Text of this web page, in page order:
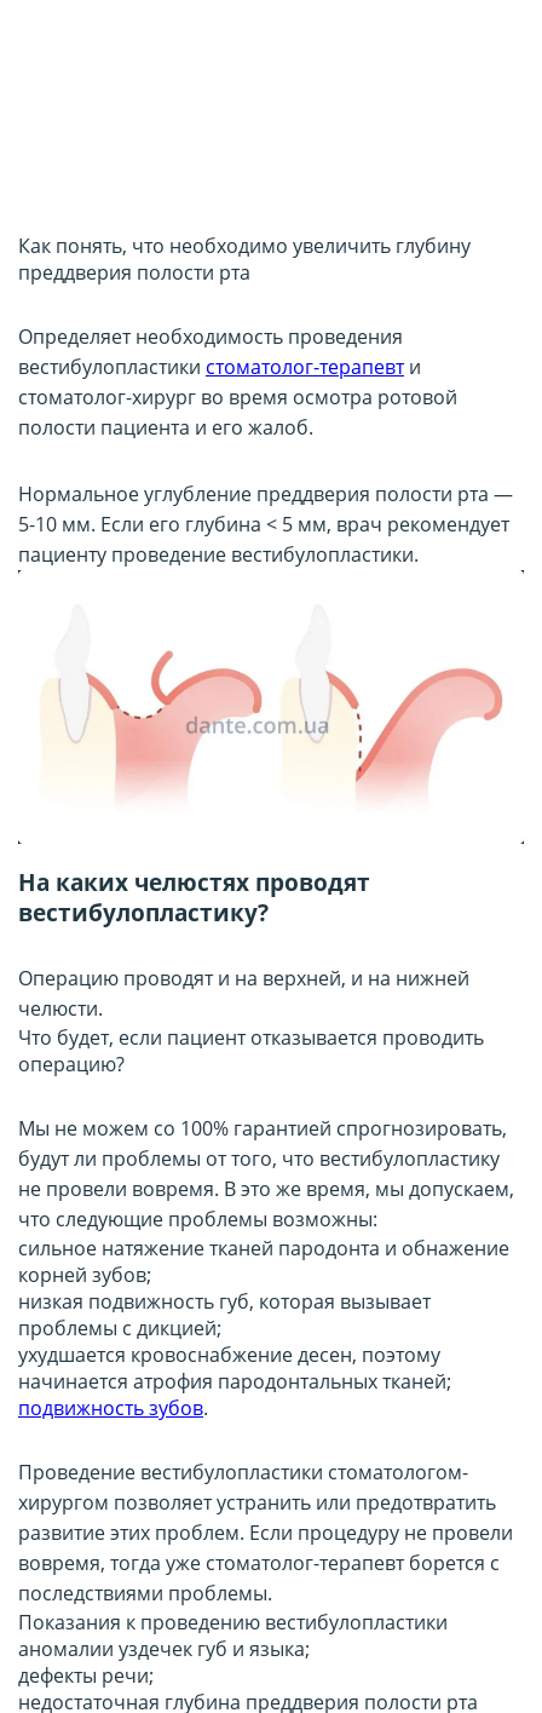
Как понять, что необходимо увеличить глубину
преддверия полости рта
Определяет необходимость проведения
вестибулопластики стоматолог-терапевти
стоматолог-хирург во время осмотра ротовой
полости пациента и его жалоб.
Нормальное углубление преддверия полости рта —
5-10 мм. Если его глубина < 5 мм, врач рекомендует
пациенту проведение вестибулопластики.
На каких челюстях проводят
вестибулопластику?
Операцию проводят и на верхней, и на нижней
челюсти.
Что будет, если пациент отказывается проводить
операцию?
Мы не можем со 100% гарантией спрогнозировать,
будут ли проблемы от того, что вестибулопластику
не провели вовремя. В это же время, мы допускаем,
что следующие проблемы возможны:
сильное натяжение тканей пародонта и обнажение
корней зубов;
низкая подвижность губ, которая вызывает
проблемы с дикцией;
ухудшается кровоснабжение десен, поэтому
начинается атрофия пародонтальных тканей;
подвижность зубов.
Проведение вестибулопластики стоматологом-
хирургом позволяет устранить или предотвратить
развитие этих проблем. Если процедуру не провели
вовремя, тогда уже стоматолог-терапевт борется с
последствиями проблемы.
Показания к проведению вестибулопластики
аномалии уздечек губ и языка;
дефекты речи;
недостаточная глубина преддверия полости рта